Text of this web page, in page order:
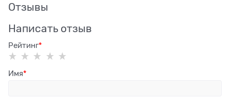
Отзывы
Написать отзыв
Рейтинг
Имя